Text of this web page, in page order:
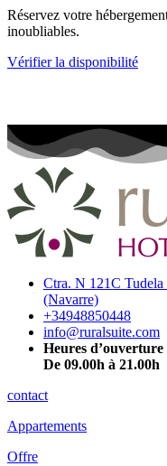
Réservez votre
inoubliables.
Vérifier la disponibilité
Ctra. N 121C Tudela
(Navarre)
+34948850448
info@ruralsuite.com
Heures d’ouverture
De 09.00h à 21.00h
contact
Appartements
Offre